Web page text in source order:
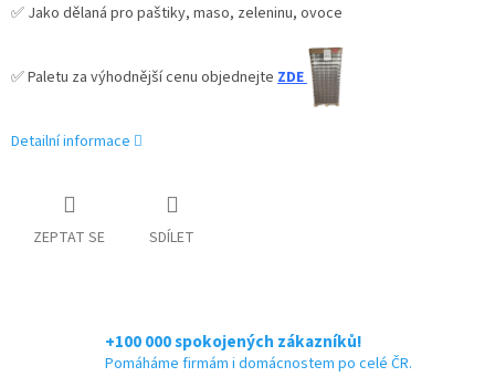
✅ Jako dělaná pro paštiky, maso, zeleninu, ovoce
✅ Paletu za výhodnější cenu objednejte ZDE
Detailní informace
ZEPTAT SE SDÍLET
+100 000 spokojených zákazníků!
Pomáháme firmám i domácnostem po celé ČR.